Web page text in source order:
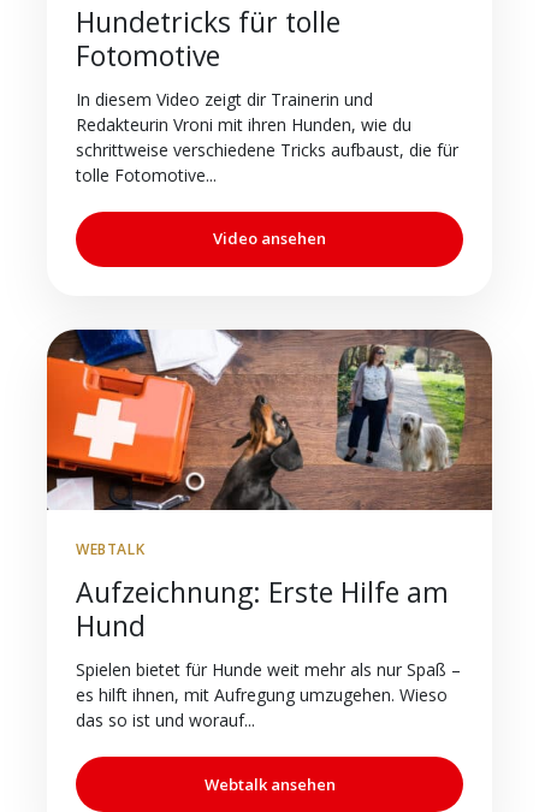
Hundetricks für tolle
Fotomotive
In diesem Video zeigt dir Trainerin und
Redakteurin Vroni mit ihren Hunden, wie du
schrittweise verschiedene Tricks aufbaust, die für
tolle Fotomotive...
Video ansehen
WEBTALK
Aufzeichnung: Erste Hilfe am
Hund
Spielen bietet für Hunde weit mehr als nur Spaß –
es hilft ihnen, mit Aufregung umzugehen. Wieso
das so ist und worauf...
Webtalk ansehen